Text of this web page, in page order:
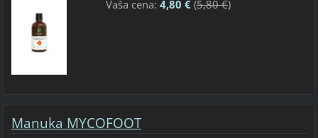
Vaša cena: 4,80 €(5,80 €)
Manuka MYCOFOOT